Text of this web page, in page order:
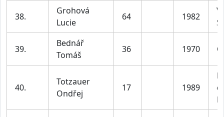
38.
Grohová
Lucie
64 1982
39.
Bednář
Tomáš
36 1970
40.
Totzauer
Ondřej
17 1989